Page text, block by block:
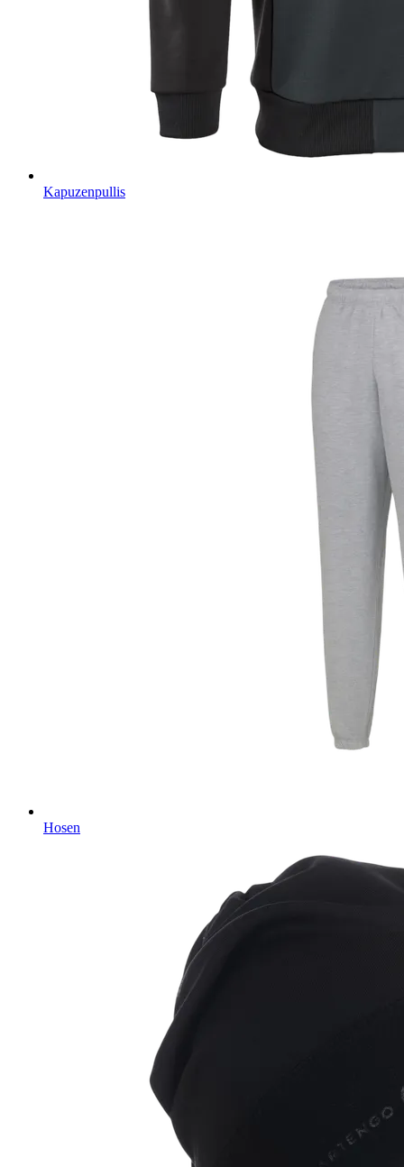
Kapuzenpullis
Hosen